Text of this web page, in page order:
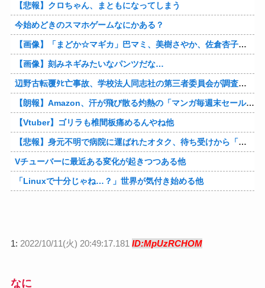
【悲報】クロちゃん、まともになってしまう
今始めどきのスマホゲームなにかある？
【画像】「まどか☆マギカ」巴マミ、美樹さやか、佐倉杏子エロすぎ放課後えんこーハメ撮りどぴゅどぴゅエチエチが最高すぎる❣
【画像】刻みネギみたいなパンツだな…
辺野古転覆ﾀﾋ亡事故、学校法人同志社の第三者委員会が調査報告書を公表 … 安全配慮義務違反や安全管理に関する検証を妨げた組織風土の存在を指摘
【朗報】Amazon、汗が飛び散る灼熱の「マンガ毎週末セール（50%還元）」を開催！他
【Vtuber】ゴリラも椎間板痛めるんやね他
【悲報】身元不明で病院に運ばれたオタク、待ち受けから「ラブライブ」と呼ばれるｗｗｗｗ他
Vチューバーに最近ある変化が起きつつある他
「Linuxで十分じゃね…？」世界が気付き始める他
1: 2022/10/11(火) 20:49:17.181 ID:MpUzRCHOM
なに